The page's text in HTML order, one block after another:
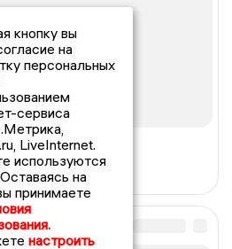
кнопку вы
на
персональных
сервиса
LiveInternet.
используются
на
принимаете
настроить